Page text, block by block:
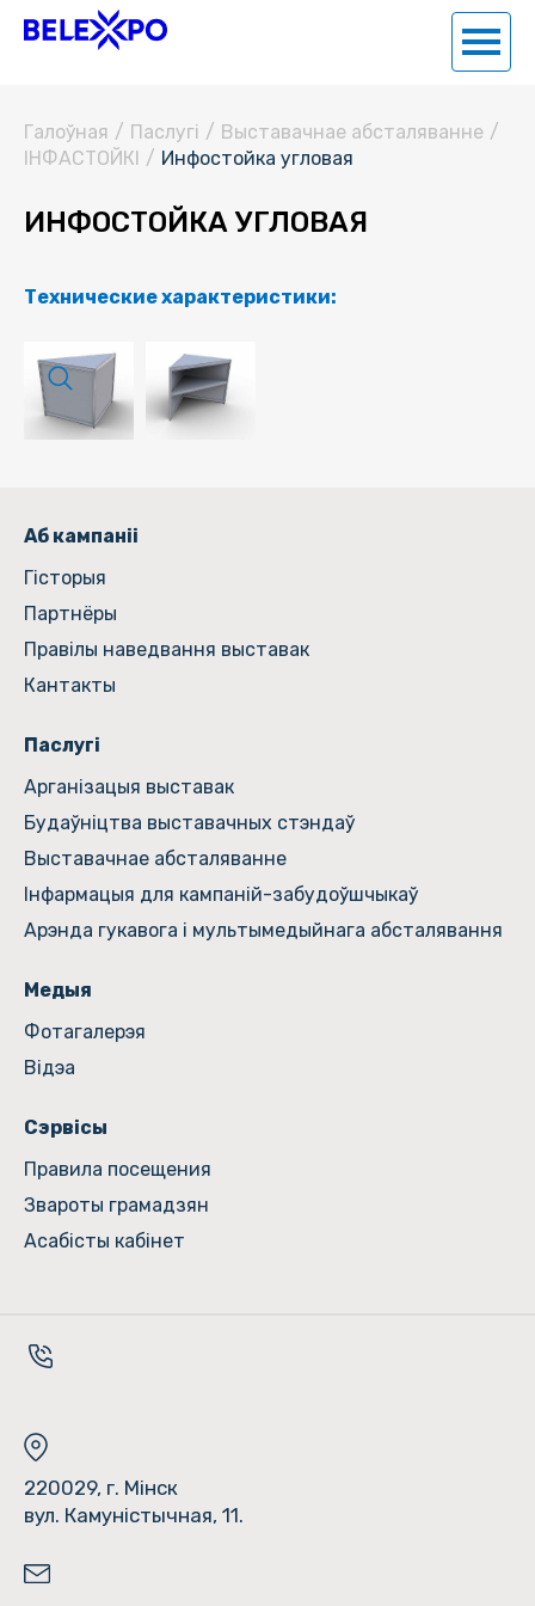
Галоўная / Паслугi / Выставачнае абсталяванне /
ІНФАСТОЙКІ / Инфостойка угловая
ИНФОСТОЙКА УГЛОВАЯ
Технические характеристики:
Аб кампаніі
Гiсторыя
Партнёры
Правілы наведвання выставак
Кантакты
Паслугі
Арганізацыя выставак
Будаўніцтва выставачных стэндаў
Выставачнае абсталяванне
Інфармацыя для кампаній-забудоўшчыкаў
Арэнда гукавога і мультымедыйнага абсталявання
Медыя
Фотагалерэя
Відэа
Сэрвісы
Правила посещения
Звароты грамадзян
Асабісты кабінет
220029, г. Мінск
вул. Камуністычная, 11.